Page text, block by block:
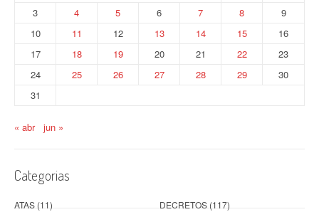
3
4 5 6 7 8
9
10
11 12 13 14 15
16
17
18 19 20 21 22
23
24
25 26 27 28 29
30
31
« abr jun »
Categorias
ATAS (11) DECRETOS (117)